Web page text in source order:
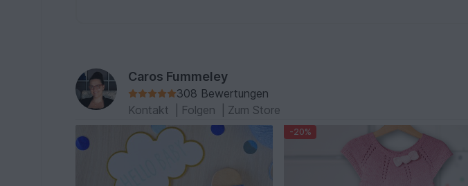
Caros Fummeley
308 Bewertungen
Kontakt
Folgen Zum Store
-20%